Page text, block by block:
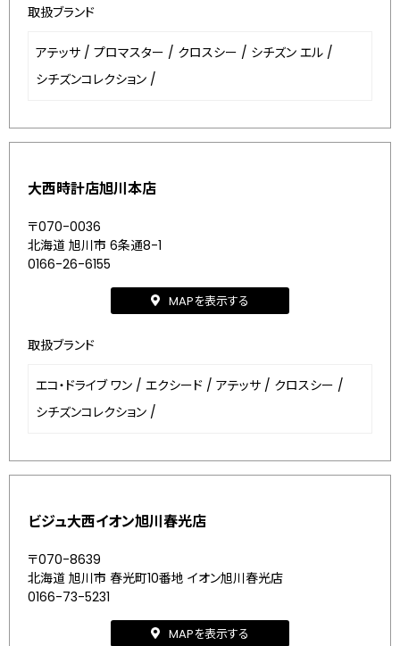
取扱ブランド
アテッサ / プロマスター / クロスシー / シチズン エル /
シチズンコレクション /
大西時計店旭川本店
〒070-0036
北海道 旭川市 6条通8-1
0166-26-6155
MAPを表示する
取扱ブランド
エコ・ドライブ ワン / エクシード / アテッサ / クロスシー /
シチズンコレクション /
ビジュ大西イオン旭川春光店
〒070-8639
北海道 旭川市 春光町10番地 イオン旭川春光店
0166-73-5231
MAPを表示する